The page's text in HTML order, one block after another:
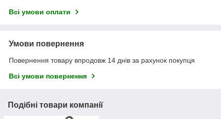
Всі умови оплати
Умови повернення
Повернення товару впродовж 14 днів за рахунок покупця
Всі умови повернення
Подібні товари компанії